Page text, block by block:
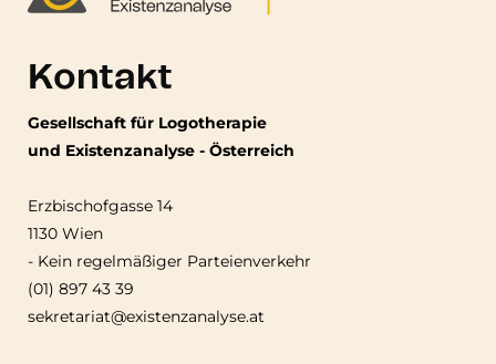
Kontakt
Gesellschaft für Logotherapie
und Existenzanalyse - Österreich
Erzbischofgasse 14
1130 Wien
- Kein regelmäßiger Parteienverkehr
(01) 897 43 39
sekretariat@existenzanalyse.at